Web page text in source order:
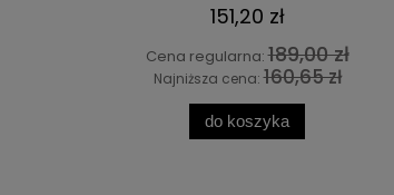
151,20 zł
Cena regularna:189,00 zł
Najniższa cena:160,65 zł
do koszyka